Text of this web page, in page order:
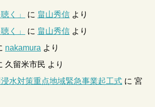
く」 に 畠山秀信 より
く」
に 畠山秀信 より
nakamura より
久留米市民 より
水対策重点地域緊急事業起工式 に 宮